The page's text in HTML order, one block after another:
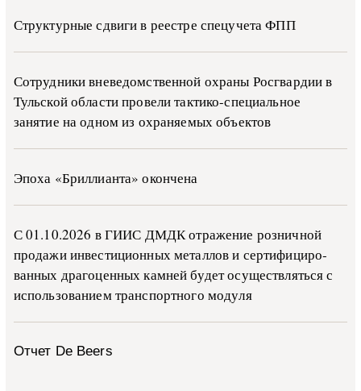
Структурные сдвиги в реестре спецучета ФПП
Сотрудники вневедомственной охраны Росгвардии в
Тульской области провели тактико-специальное
занятие на одном из охраняемых объектов
Эпоха «Бриллианта» окончена
С 01.10.2026 в ГИИС ДМДК от­ра­же­ние роз­ни­ч­ной
про­да­жи ин­ве­сти­ци­он­ных ме­тал­лов и сер­ти­фи­ци­ро­
ван­ных дра­го­цен­ных ка­м­ней бу­дет осу­ще­ств­лять­ся с
ис­поль­зо­ва­ни­ем тран­с­пор­т­но­го мо­ду­ля
Отчет De Beers